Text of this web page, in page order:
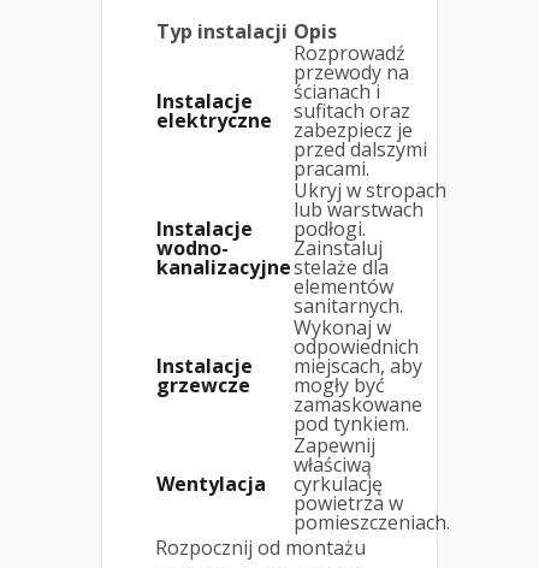
Typ instalacji Opis
Instalacje
elektryczne
Rozprowadź
przewody na
ścianach i
sufitach oraz
zabezpiecz je
przed dalszymi
pracami.
Instalacje
wodno-
kanalizacyjne
Ukryj w stropach
lub warstwach
podłogi.
Zainstaluj
stelaże dla
elementów
sanitarnych.
Instalacje
grzewcze
Wykonaj w
odpowiednich
miejscach, aby
mogły być
zamaskowane
pod tynkiem.
Wentylacja
Zapewnij
właściwą
cyrkulację
powietrza w
pomieszczeniach.
Rozpocznij od montażu